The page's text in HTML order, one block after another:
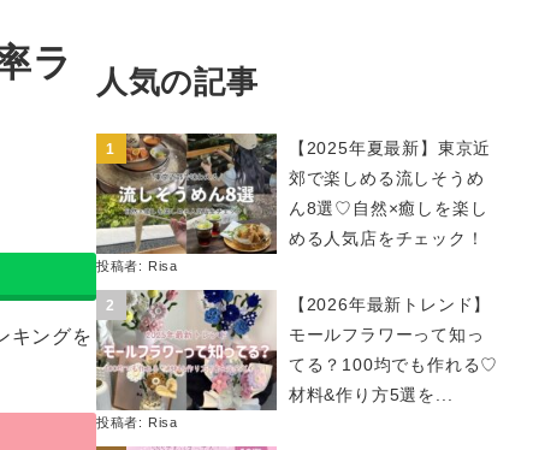
ラ
キングを
人気の記事
【2025年夏最新】東京近
郊で楽しめる流しそうめ
ん8選♡自然×癒しを楽し
める人気店をチェック！
投稿者: Risa
【2026年最新トレンド】
モールフラワーって知っ
てる？100均でも作れる♡
材料&作り方5選を...
投稿者: Risa